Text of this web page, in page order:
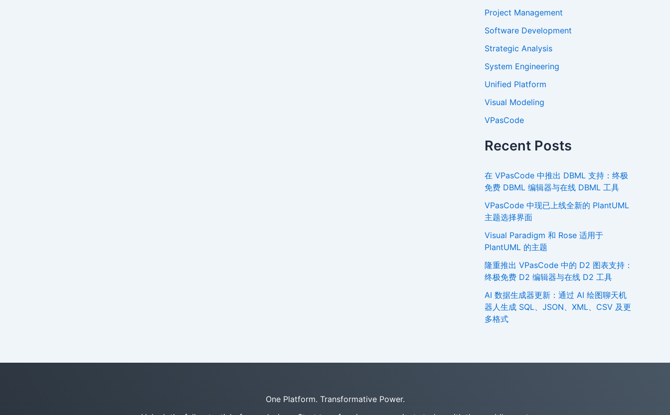
Project Management
Software Development
Strategic Analysis
System Engineering
Unified Platform
Visual Modeling
VPasCode
Recent Posts
在 VPasCode 中推出 DBML 支持：终极
免费 DBML 编辑器与在线 DBML 工具
VPasCode 中现已上线全新的 PlantUML
主题选择界面
Visual Paradigm 和 Rose 适用于
PlantUML 的主题
隆重推出 VPasCode 中的 D2 图表支持：
终极免费 D2 编辑器与在线 D2 工具
AI 数据生成器更新：通过 AI 绘图聊天机
器人生成 SQL、JSON、XML、CSV 及更
多格式
One Platform. Transformative Power.